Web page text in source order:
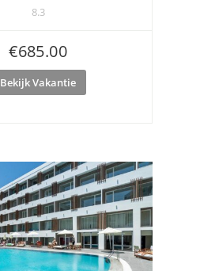
8.3
€685.00
Bekijk Vakantie